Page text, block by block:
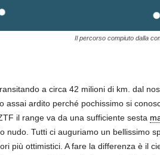
Il percorso compiuto dalla
a circa 42 milioni di km. dal
assai ardito perché pochissimo si
il range va da una sufficiente sesta
nudo. Tutti ci auguriamo un bellissimo
più ottimistici. A fare la differenza è il